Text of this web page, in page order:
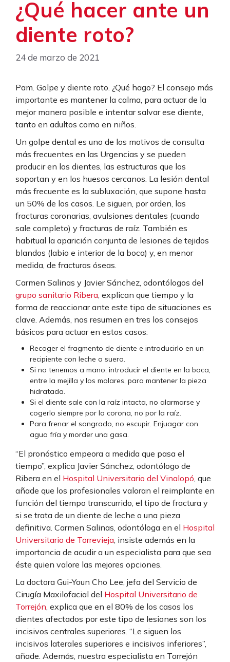
¿Qué hacer ante un
diente roto?
24 de marzo de 2021
Pam. Golpe y diente roto. ¿Qué hago? El consejo más
importante es mantener la calma, para actuar de la
mejor manera posible e intentar salvar ese diente,
tanto en adultos como en niños.
Un golpe dental es uno de los motivos de consulta
más frecuentes en las Urgencias y se pueden
producir en los dientes, las estructuras que los
soportan y en los huesos cercanos. La lesión dental
más frecuente es la subluxación, que supone hasta
un 50% de los casos. Le siguen, por orden, las
fracturas coronarias, avulsiones dentales (cuando
sale completo) y fracturas de raíz. También es
habitual la aparición conjunta de lesiones de tejidos
blandos (labio e interior de la boca) y, en menor
medida, de fracturas óseas.
Carmen Salinas y Javier Sánchez, odontólogos del
grupo sanitario Ribera, explican que tiempo y la
forma de reaccionar ante este tipo de situaciones es
clave. Además, nos resumen en tres los consejos
básicos para actuar en estos casos:
Recoger el fragmento de diente e introducirlo en un
recipiente con leche o suero.
Si no tenemos a mano, introducir el diente en la boca,
entre la mejilla y los molares, para mantener la pieza
hidratada.
Si el diente sale con la raíz intacta, no alarmarse y
cogerlo siempre por la corona, no por la raíz.
Para frenar el sangrado, no escupir. Enjuagar con
agua fría y morder una gasa.
“El pronóstico empeora a medida que pasa el
tiempo”, explica Javier Sánchez, odontólogo de
Ribera en el Hospital Universitario del Vinalopó, que
añade que los profesionales valoran el reimplante en
función del tiempo transcurrido, el tipo de fractura y
si se trata de un diente de leche o una pieza
definitiva. Carmen Salinas, odontóloga en el Hospital
Universitario de Torrevieja, insiste además en la
importancia de acudir a un especialista para que sea
éste quien valore las mejores opciones.
La doctora Gui-Youn Cho Lee, jefa del Servicio de
Cirugía Maxilofacial del Hospital Universitario de
Torrejón, explica que en el 80% de los casos los
dientes afectados por este tipo de lesiones son los
incisivos centrales superiores. “Le siguen los
incisivos laterales superiores e incisivos inferiores”,
añade. Además, nuestra especialista en Torrejón